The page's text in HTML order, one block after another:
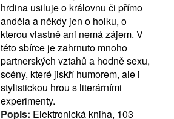
hrdina usiluje o královnu či přímo
anděla a někdy jen o holku, o
kterou vlastně ani nemá zájem. V
této sbírce je zahrnuto mnoho
partnerských vztahů a hodně sexu,
scény, které jiskří humorem, ale i
stylistickou hrou s literárními
experimenty.
Popis: Elektronická kniha, 103